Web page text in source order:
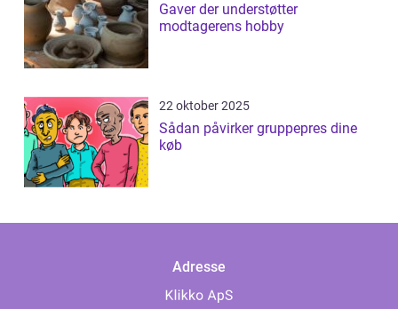
Gaver der understøtter
modtagerens hobby
22 oktober 2025
Sådan påvirker gruppepres dine
køb
Adresse